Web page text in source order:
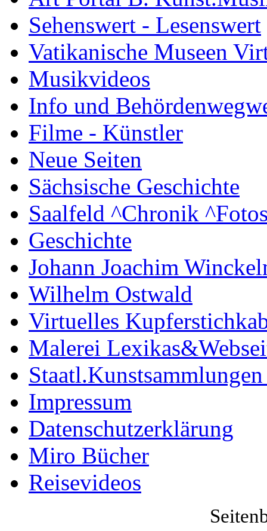
Sehenswert - Lesenswert
Vatikanische Museen
Musikvideos
Info und
Filme - Künstler
Neue Seiten
Sächsische Geschichte
Saalfeld ^Chronik
Geschichte
Johann Joachim
Wilhelm Ostwald
Virtuelles
Malerei
Impressum
Datenschutzerklärung
Miro Bücher
Reisevideos